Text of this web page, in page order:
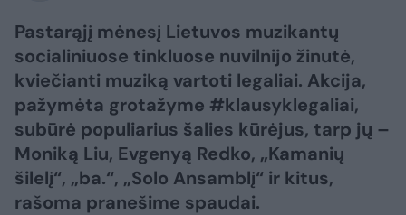
Pastarąjį mėnesį Lietuvos muzikantų
socialiniuose tinkluose nuvilnijo žinutė,
kviečianti muziką vartoti legaliai. Akcija,
pažymėta grotažyme #klausyklegaliai,
subūrė populiarius šalies kūrėjus, tarp jų –
Moniką Liu, Evgenyą Redko, „Kamanių
šilelį“, „ba.“, „Solo Ansamblį“ ir kitus,
rašoma pranešime spaudai.